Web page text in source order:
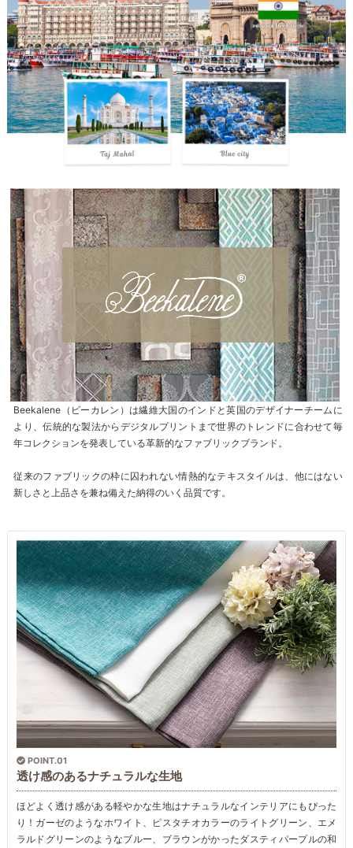
Beekalene（ビーカレン）は繊維大国のインドと英国のデザイナーチームに
より、伝統的な製法からデジタルプリントまで世界のトレンドに合わせて毎
年コレクションを発表している革新的なファブリックブランド。
従来のファブリックの枠に囚われない情熱的なテキスタイルは、他にはない
新しさと上品さを兼ね備えた納得のいく品質です。
POINT.01
透け感のあるナチュラルな生地
ほどよく透け感がある軽やかな生地はナチュラルなインテリアにもぴった
り！ガーゼのようなホワイト、ピスタチオカラーのライトグリーン、エメ
ラルドグリーンのようなブルー、ブラウンがかったダスティパープルの和